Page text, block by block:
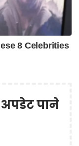
पाने